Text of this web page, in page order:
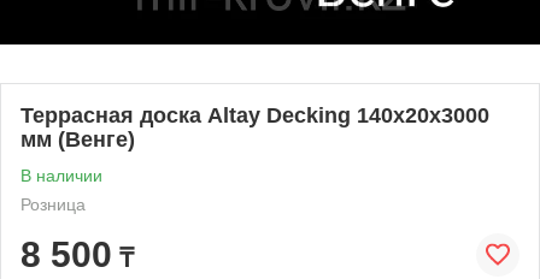
Террасная доска Altay Decking 140х20х3000
мм (Венге)
В наличии
Розница
8 500 ₸